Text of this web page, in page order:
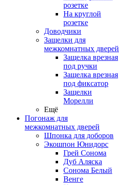
розетке
На круглой
розетке
Доводчики
Защелки для
межкомнатных дверей
Защелка врезная
под ручки
Защелка врезная
под фиксатор
Защелки
Морелли
Ещё
Погонаж для
межкомнатных дверей
Шпонка для доборов
Экошпон Юнидорс
Грей Сонома
Дуб Аляска
Сонома Белый
Венге